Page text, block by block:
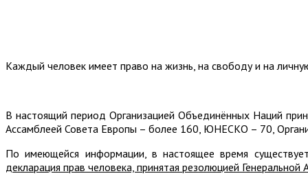
Каждый человек имеет право на жизнь, на свободу и на
В настоящий период Организацией Объединённых Наций
Ассамблеей Совета Европы – более 160, ЮНЕСКО – 70,
По имеющейся информации, в настоящее время
декларация прав человека, принятая резолюцией